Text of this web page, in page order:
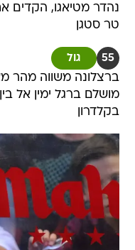
נהדר מטיאגו, הקדים
טר סטגן
55 גול
ברצלונה משווה מהר
בקלדרון